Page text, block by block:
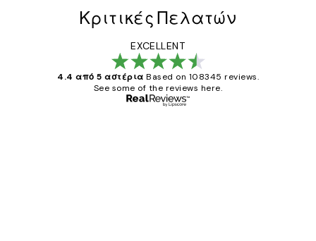
Κριτικές Πελατών
EXCELLENT
4.4 από 5 αστέρια Based on 108345 reviews.
See some of the reviews here.